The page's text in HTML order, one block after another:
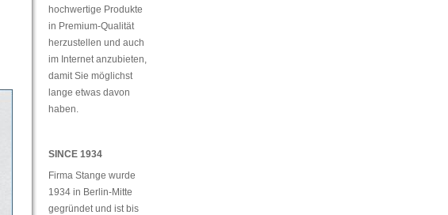
hochwertige Produkte
in Premium-Qualität
herzustellen und auch
im Internet anzubieten,
damit Sie möglichst
lange etwas davon
haben.
SINCE 1934
Firma Stange wurde
1934 in Berlin-Mitte
gegründet und ist bis